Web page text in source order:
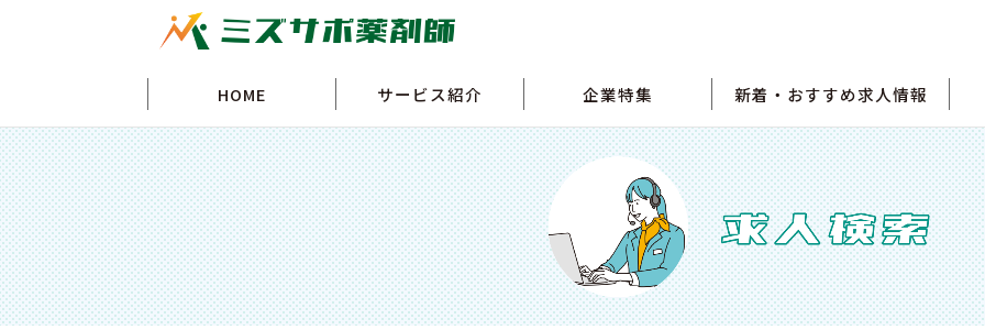
HOME サービス紹介 企業特集 新着・おすすめ求人情報